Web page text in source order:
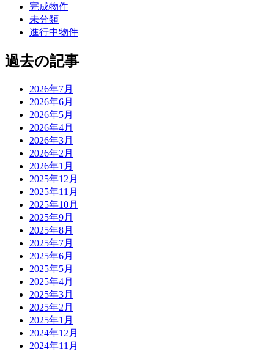
完成物件
未分類
進行中物件
過去の記事
2026年7月
2026年6月
2026年5月
2026年4月
2026年3月
2026年2月
2026年1月
2025年12月
2025年11月
2025年10月
2025年9月
2025年8月
2025年7月
2025年6月
2025年5月
2025年4月
2025年3月
2025年2月
2025年1月
2024年12月
2024年11月